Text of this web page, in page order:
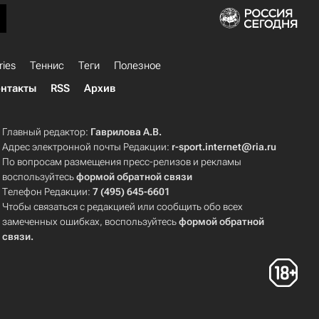
Теннис Теги
Полезное
RSS Архив
Главный редактор: Гаврилова А.В.
Адрес электронной почты Редакции: r-sport.internet@ria.ru
По вопросам размещения пресс-релизов и рекламы
воспользуйтесьформой обратной связи
Телефон Редакции:7 (495) 645-6601
Чтобы связаться с редакцией или сообщить обо всех
замеченных ошибках, воспользуйтесьформой обратной
связи.